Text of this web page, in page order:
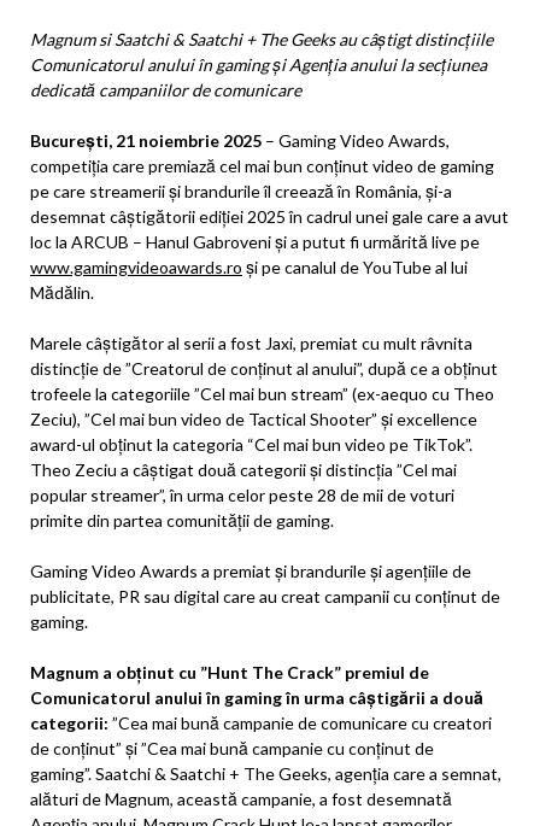
Magnumsi Saatchi & Saatchi + The Geeks aucâștigt distincțiile
Comunicatorul anului în gaming și Agenția anului la secțiunea
dedicată campaniilor de comunicare
București, 21 noiembrie 2025 – Gaming Video Awards,
competiția care premiază cel mai bun conținut video de gaming
pe care streamerii și brandurile îl creează în România, și-a
desemnat câștigătorii ediției 2025 în cadrul unei gale care a avut
loc la ARCUB – Hanul Gabroveni și a putut fi urmărită live pe
www.gamingvideoawards.ro și pe canalul de YouTube al lui
Mădălin.
Marele câștigător al serii a fost Jaxi, premiat cu mult râvnita
distincție de ”Creatorul de conținut al anului”, după ce a obținut
trofeele la categoriile ”Cel mai bun stream” (ex-aequo cu Theo
Zeciu), ”Cel mai bun video de Tactical Shooter” și excellence
award-ul obținut la categoria “Cel mai bun video pe TikTok”.
Theo Zeciu a câștigat două categorii și distincția ”Cel mai
popular streamer”, în urma celor peste 28 de mii de voturi
primite din partea comunității de gaming.
Gaming Video Awards a premiat și brandurile și agențiile de
publicitate, PR sau digital care au creat campanii cu conținut de
gaming.
Magnum a obținut cu ”Hunt The Crack” premiul de
Comunicatorul anului în gaming în urma câștigării a două
categorii: ”Cea mai bună campanie de comunicare cu creatori
de conținut” și ”Cea mai bună campanie cu conținut de
gaming”. Saatchi & Saatchi + The Geeks, agenția care a semnat,
alături de Magnum, această campanie, a fost desemnată